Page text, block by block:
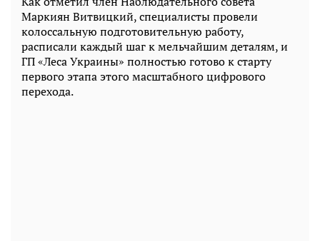
Маркиян Витвицкий, специалисты провели
колоссальную подготовительную работу,
расписали каждый шаг к мельчайшим деталям, и
ГП «Леса Украины» полностью готово к старту
первого этапа этого масштабного цифрового
перехода.